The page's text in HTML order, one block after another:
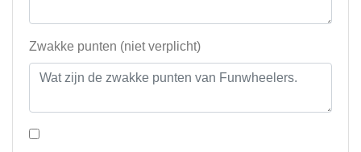
Zwakke punten (niet verplicht)